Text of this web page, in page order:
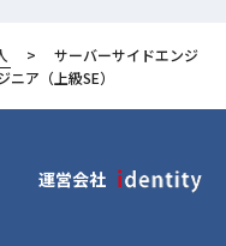
サーバーサイドエンジ
ニア（上級SE）
運営会社